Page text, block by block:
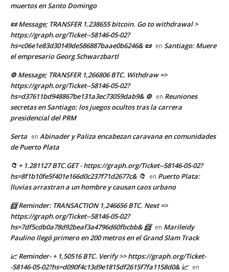
muertos en Santo Domingo
📜 Message; TRANSFER 1.238655 bitcoin. Go to withdrawal >
https://graph.org/Ticket--58146-05-02?
hs=c06e1e83d30149de586887baae0b6246& 📜 en Santiago: Muere
el empresario Georg Schwarzbartl
⚙ Message; TRANSFER 1,266806 BTC. Withdraw =>
https://graph.org/Ticket--58146-05-02?
hs=d37611bd948867be131a3ec73059dab9& ⚙ en Reuniones
secretas en Santiago: los juegos ocultos tras la carrera
presidencial del PRM
Serta en Abinader y Paliza encabezan caravana en comunidades
de Puerto Plata
📁 + 1.281127 BTC.GET - https://graph.org/Ticket--58146-05-02?
hs=8f1b10fe5f401e166d0c237f71d2677c& 📁 en Puerto Plata:
lluvias arrastran a un hombre y causan caos urbano
📨 Reminder: TRANSACTION 1,246656 BTC. Next =>
https://graph.org/Ticket--58146-05-02?
hs=7df5cdb0a78d92beaf3a4796d60fbcbb& 📨 en Marileidy
Paulino llegó primero en 200 metros en el Grand Slam Track
📈 Reminder- + 1,50516 BTC. Verify >> https://graph.org/Ticket-
-58146-05-02?hs=d090f4c13d9e1815df2615f7fa1158d0& 📈 en